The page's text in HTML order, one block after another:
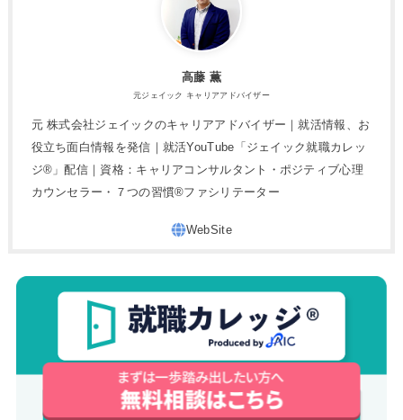
高藤 薫
元ジェイック キャリアアドバイザー
元 株式会社ジェイックのキャリアアドバイザー｜就活情報、お
役立ち面白情報を発信｜就活YouTube「ジェイック就職カレッ
ジ®」配信｜資格：キャリアコンサルタント・ポジティブ心理
カウンセラー・７つの習慣®︎ファシリテーター